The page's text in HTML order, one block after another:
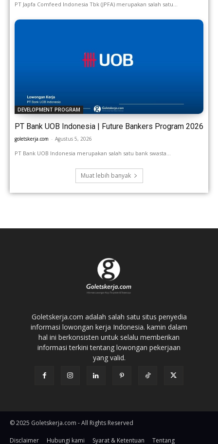
PT Japfa Comfeed Indonesia Tbk (JPFA) merupakan salah satu...
DEVELOPMENT PROGRAM
PT Bank UOB Indonesia | Future Bankers Program 2026
goletskerja.com - Agustus 5, 2026
PT Bank UOB Indonesia merupakan salah satu bank swasta...
Muat lebih banyak
Goletskerja.com adalah salah satu situs penyedia
informasi lowongan kerja Indonesia. kamin dalam
hal ini berkonsisten untuk selalu memberikan
informasi terkini tentang lowongan pekerjaan
yang valid.
© 2025 Goletskerja.com - All Rights Reserved
Disclaimer Hubungi kami Syarat & Ketentuan Tentang